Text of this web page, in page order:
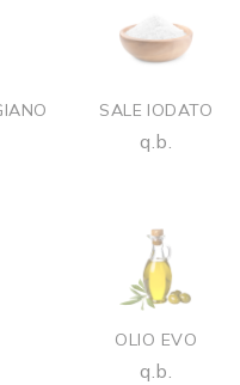
SALE IODATO
q.b.
OLIO EVO
q.b.